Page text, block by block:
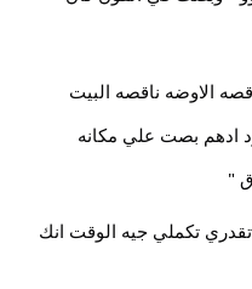
الاوضه ناقصه البيت
ادهم بصت علي مكانه
"
تكملي جيه الوقت انك